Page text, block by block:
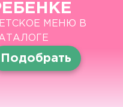
МЕНЮ В
Подобрать